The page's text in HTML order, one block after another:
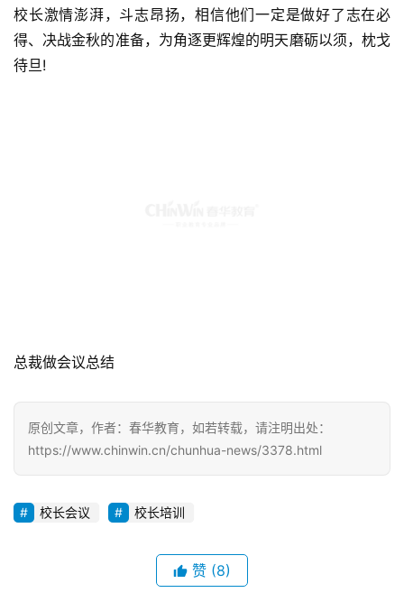
校长激情澎湃，斗志昂扬，相信他们一定是做好了志在必
得、决战金秋的准备，为角逐更辉煌的明天磨砺以须，枕戈
待旦!
总裁做会议总结
原创文章，作者：春华教育，如若转载，请注明出处：
https://www.chinwin.cn/chunhua-news/3378.html
校长会议 校长培训
赞 (8)